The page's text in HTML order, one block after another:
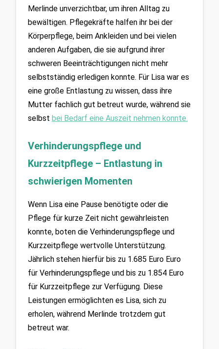
Merlinde unverzichtbar, um ihren Alltag zu
bewältigen. Pflegekräfte halfen ihr bei der
Körperpflege, beim Ankleiden und bei vielen
anderen Aufgaben, die sie aufgrund ihrer
schweren Beeinträchtigungen nicht mehr
selbstständig erledigen konnte. Für Lisa war es
eine große Entlastung zu wissen, dass ihre
Mutter fachlich gut betreut wurde, während sie
selbst bei Bedarf eine Auszeit nehmen konnte.
Verhinderungspflege und
Kurzzeitpflege – Entlastung in
schwierigen Momenten
Wenn Lisa eine Pause benötigte oder die
Pflege für kurze Zeit nicht gewährleisten
konnte, boten die Verhinderungspflege und
Kurzzeitpflege wertvolle Unterstützung.
Jährlich stehen hierfür bis zu 1.685 Euro Euro
für Verhinderungspflege und bis zu 1.854 Euro
für Kurzzeitpflege zur Verfügung. Diese
Leistungen ermöglichten es Lisa, sich zu
erholen, während Merlinde trotzdem gut
betreut war.